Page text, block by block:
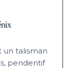
un talisman
pendentif